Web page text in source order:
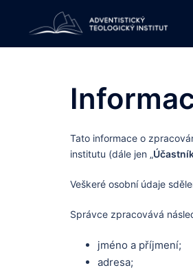
Tato informace o
institutu (dále jen „
Veškeré osobní údaje
Správce zpracovává
jméno a příjmení;
adresa;